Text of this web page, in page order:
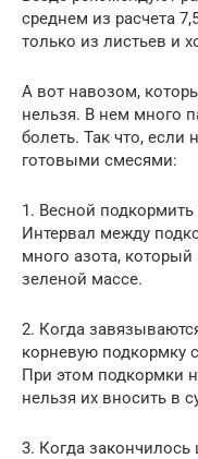
среднем из расчета
только из листьев и
А вот навозом,
нельзя. В нем много
болеть. Так что, если
готовыми смесями:
1. Весной
Интервал между
много азота,
зеленой массе.
2. Когда
корневую
При этом подкормки
нельзя их вносить в
3. Когда закончилось